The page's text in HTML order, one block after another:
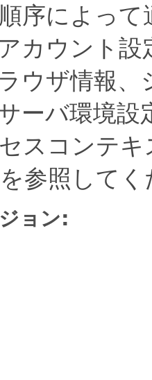
序によっ
カウント
ウザ情報
ーバ環境
スコンテ
を参照して
ョン: